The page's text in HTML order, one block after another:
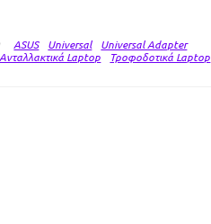
ASUS Universal
Universal Adapter
Ανταλλακτικά Laptop Τροφοδοτικά Laptop